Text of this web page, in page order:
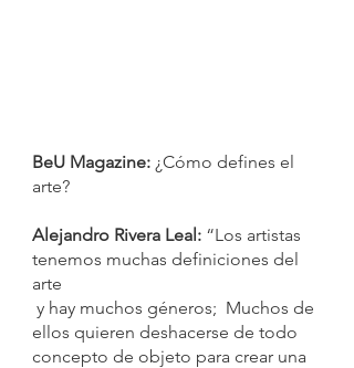
BeU Magazine: ¿Cómo defines el
arte?
Alejandro Rivera Leal: “Los artistas
tenemos muchas definiciones del
arte
ellos quieren deshacerse de todo
concepto de objeto para crear una